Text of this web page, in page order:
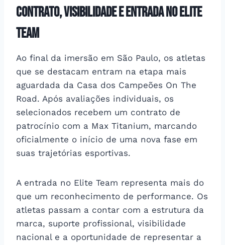
Contrato, visibilidade e entrada no Elite
Team
Ao final da imersão em São Paulo, os atletas
que se destacam entram na etapa mais
aguardada da Casa dos Campeões On The
Road. Após avaliações individuais, os
selecionados recebem um contrato de
patrocínio com a Max Titanium, marcando
oficialmente o início de uma nova fase em
suas trajetórias esportivas.
A entrada no Elite Team representa mais do
que um reconhecimento de performance. Os
atletas passam a contar com a estrutura da
marca, suporte profissional, visibilidade
nacional e a oportunidade de representar a